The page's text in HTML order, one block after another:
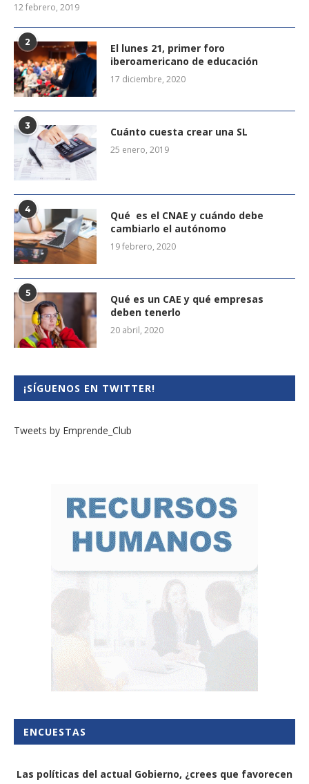
12 febrero, 2019
2
El lunes 21, primer foro
iberoamericano de educación
17 diciembre, 2020
3 Cuánto cuesta crear una SL
25 enero, 2019
4
Qué es el CNAE y cuándo debe
cambiarlo el autónomo
19 febrero, 2020
5
Qué es un CAE y qué empresas
deben tenerlo
20 abril, 2020
¡SÍGUENOS EN TWITTER!
Tweets by Emprende_Club
ENCUESTAS
Las políticas del actual Gobierno, ¿crees que favorecen